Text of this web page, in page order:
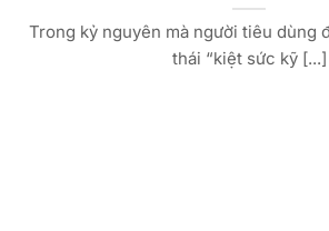
Trong kỷ nguyên mà người tiêu dùng
thái “kiệt sức kỹ [...]